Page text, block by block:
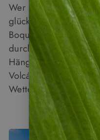
Wer gerne aktiv ist,
glücklich. Ein Hotspot
Boquete im
durch dichte
Hängebrücken und
Volcán Barú, von dem
Wetter beide Ozeane